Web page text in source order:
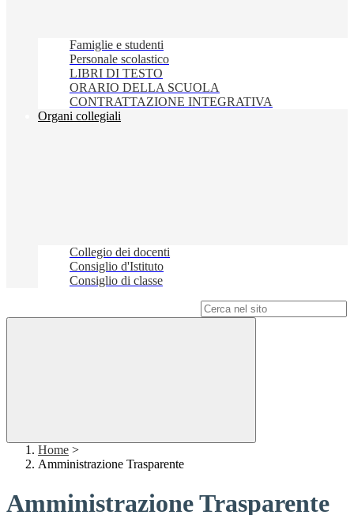
Famiglie e studenti
Personale scolastico
LIBRI DI TESTO
ORARIO DELLA SCUOLA
CONTRATTAZIONE INTEGRATIVA
Organi collegiali
Collegio dei docenti
Consiglio d'Istituto
Consiglio di classe
Home >
Amministrazione Trasparente
Amministrazione Trasparente